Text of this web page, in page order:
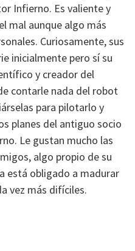
Infierno. Es valiente y
mal aunque algo más
Curiosamente, sus
inicialmente pero sí su
y creador del
contarle nada del robot
para pilotarlo y
planes del antiguo socio
Le gustan mucho las
algo propio de su
está obligado a madurar
vez más difíciles.